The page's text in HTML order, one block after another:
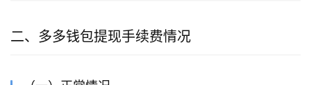
二、多多钱包提现手续费情况